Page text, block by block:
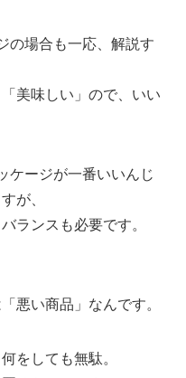
の場合も一応、解説す
美味しい」ので、いい
ケージが一番いいんじ
が、
ランスも必要です。
悪い商品」なんです。
をしても無駄。